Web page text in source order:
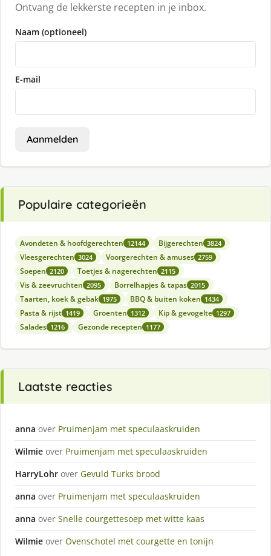
Ontvang de lekkerste recepten in je inbox.
Naam (optioneel)
E-mail
Aanmelden
Populaire categorieën
Avondeten & hoofdgerechten 12144 Bijgerechten 3824
Vleesgerechten 3024 Voorgerechten & amuses 2759
Soepen 2120 Toetjes & nagerechten 2115
Vis & zeevruchten 2095 Borrelhapjes & tapas 2015
Taarten, koek & gebak 1975 BBQ & buiten koken 1434
Pasta & rijst 1419 Groenten 1312 Kip & gevogelte 1297
Salades 1216 Gezonde recepten 1177
Laatste reacties
anna over Pruimenjam met speculaaskruiden
Wilmie over Pruimenjam met speculaaskruiden
HarryLohr over Gevuld Turks brood
anna over Pruimenjam met speculaaskruiden
anna over Snelle courgettesoep met witte kaas
Wilmie over Ovenschotel met courgette en tonijn